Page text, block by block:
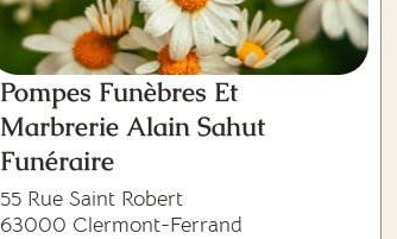
Pompes Funèbres Et
Marbrerie Alain Sahut
Funéraire
55 Rue Saint Robert
63000 Clermont-Ferrand